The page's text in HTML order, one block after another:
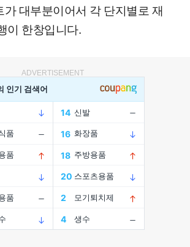
가 대부분이어서 각 단지별로 재
이 한창입니다.
ADVERTISEMENT